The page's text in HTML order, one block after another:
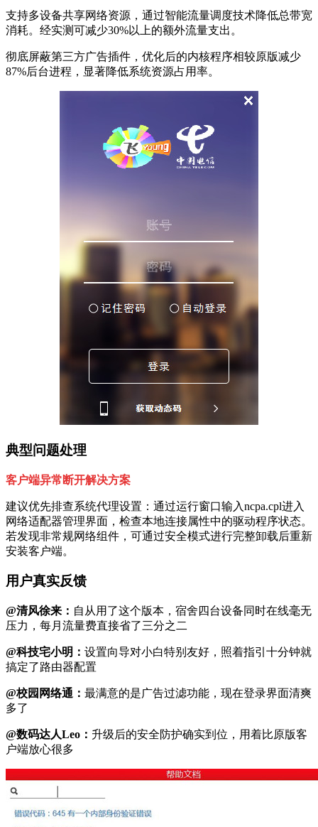
支持多设备共享网络资源，通过智能流量调度技术降低总带宽
消耗。经实测可减少30%以上的额外流量支出。
彻底屏蔽第三方广告插件，优化后的内核程序相较原版减少
87%后台进程，显著降低系统资源占用率。
典型问题处理
客户端异常断开解决方案
建议优先排查系统代理设置：通过运行窗口输入ncpa.cpl进入
网络适配器管理界面，检查本地连接属性中的驱动程序状态。
若发现非常规网络组件，可通过安全模式进行完整卸载后重新
安装客户端。
用户真实反馈
@清风徐来： 自从用了这个版本，宿舍四台设备同时在线毫无
压力，每月流量费直接省了三分之二
@科技宅小明： 设置向导对小白特别友好，照着指引十分钟就
搞定了路由器配置
@校园网络通： 最满意的是广告过滤功能，现在登录界面清爽
多了
@数码达人Leo： 升级后的安全防护确实到位，用着比原版客
户端放心很多